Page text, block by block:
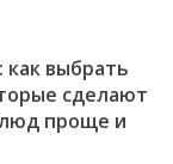
как выбрать
сделают
проще и